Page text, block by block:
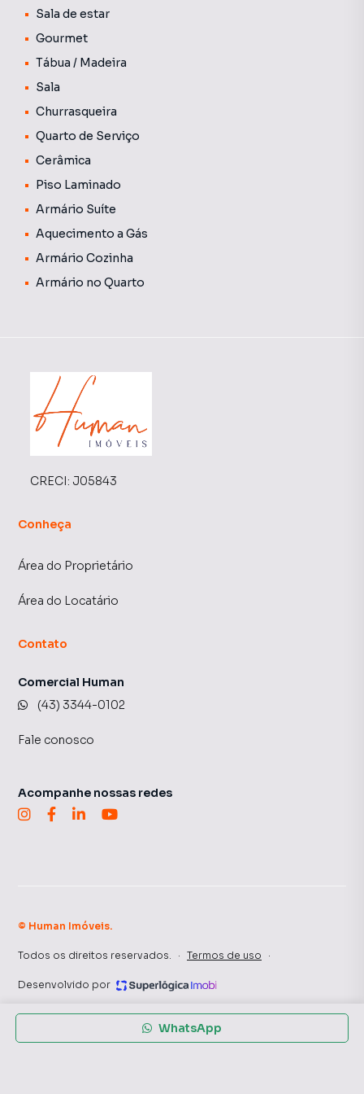
Entre em contato para mais informações sobre preço e
condições. Não perca a chance de viver em uma casa que
e venha conhecer seu novo lar!
Sala de estar
Gourmet
Tábua / Madeira
Sala
Churrasqueira
Quarto de Serviço
Cerâmica
Piso Laminado
Armário Suíte
Aquecimento a Gás
Armário Cozinha
Armário no Quarto
WhatsApp
CRECI: J05843
Conheça
Área do Proprietário
Área do Locatário
Contato
Comercial Human
(43) 3344-0102
Fale conosco
Acompanhe nossas redes
© Human Imóveis.
Todos os direitos reservados. · Termos de uso ·
Desenvolvido por